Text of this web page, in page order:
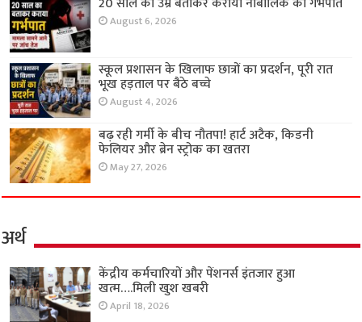
August 6, 2026
स्कूल प्रशासन के खिलाफ छात्रों का प्रदर्शन, पूरी रात
भूख हड़ताल पर बैठे बच्चे
August 4, 2026
बढ़ रही गर्मी के बीच नौतपा! हार्ट अटैक, किडनी
फेलियर और ब्रेन स्ट्रोक का खतरा
May 27, 2026
अर्थ
केंद्रीय कर्मचारियों और पेंशनर्स इंतजार हुआ
खत्म….मिली खुश खबरी
April 18, 2026